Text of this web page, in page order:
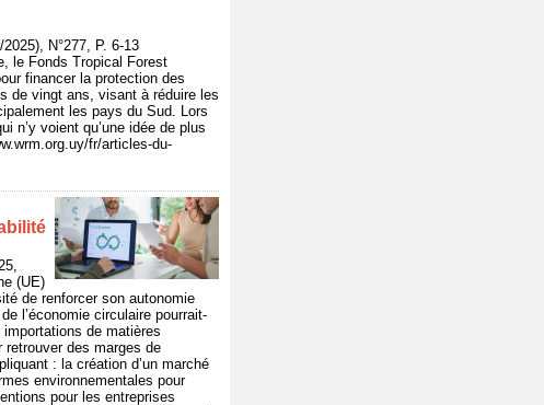
N°277, P. 6-13
le Fonds Tropical Forest
financer la protection des
de vingt ans, visant à réduire les
les pays du Sud. Lors
n’y voient qu’une idée de plus
fr/articles-du-
(UE)
de renforcer son autonomie
l’économie circulaire pourrait-
de matières
retrouver des marges de
: la création d’un marché
environnementales pour
pour les entreprises